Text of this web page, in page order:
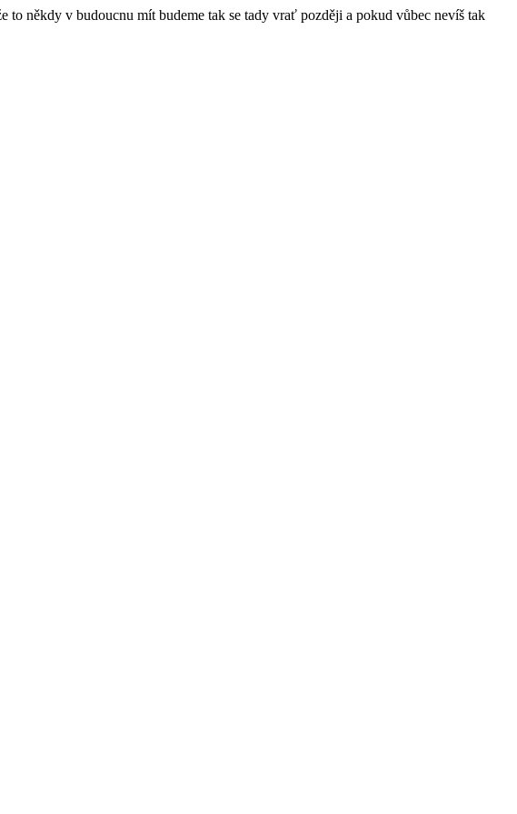
to někdy v budoucnu mít budeme tak se tady vrať později a pokud vůbec nevíš tak